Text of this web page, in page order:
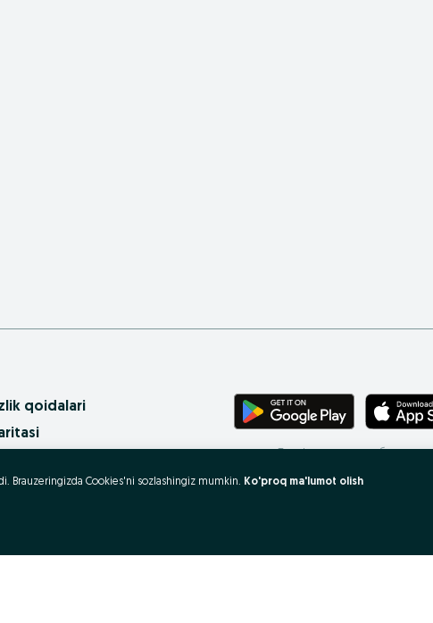
qoidalari
sahifa xaritasi
Brauzeringizda Cookies'ni sozlashingiz mumkin. Ko'proq ma'lumot olish